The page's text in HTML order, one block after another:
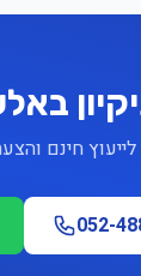
חינם
052-